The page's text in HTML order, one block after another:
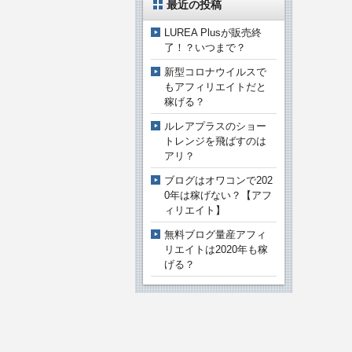
最近の投稿
LUREA Plusが販売終
了！？いつまで？
新型コロナウイルスで
もアフィリエイトだと
稼げる？
ルレアプラスのショー
トレンジを飛ばすのは
アリ？
ブログはオワコンで202
0年は稼げない？【アフ
ィリエイト】
無料ブログ量産アフィ
リエイトは2020年も稼
げる？